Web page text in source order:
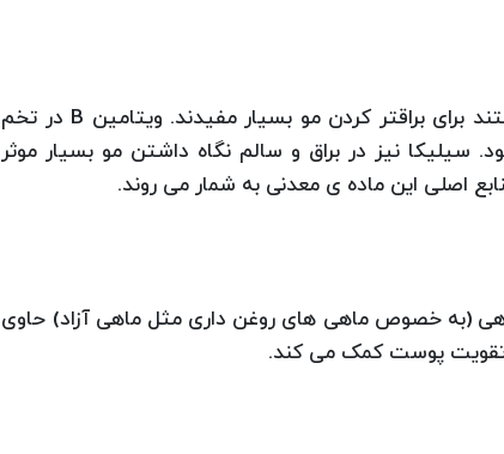
مواد غذایی که حاوی میزان زیادی ویتامین B هستند برای براقتر کردن مو بسیار مفیدند. ویتامین B در تخم
نیز در براق و سالم نگاه داشتن مو بسیار موثر
اصلی این ماده ی معدنی به شمار می روند.
(به خصوص ماهی های روغن داری مثل ماهی آزاد) حاوی